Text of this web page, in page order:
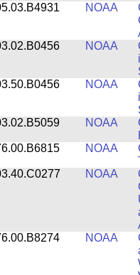
NOAA
NOAA
NOAA
NOAA
NOAA
NOAA
NOAA